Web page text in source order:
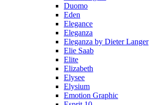
Duomo
Eden
Elegance
Eleganza
Eleganza by Dieter Langer
Elie Saab
Elite
Elizabeth
Elysee
Elysium
Emotion Graphic